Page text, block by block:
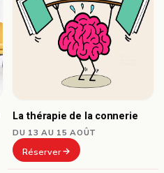
La thérapie de la connerie
DU 13 AU 15 AOÛT
Réserver